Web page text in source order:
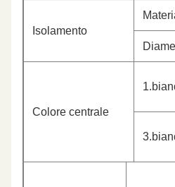
Isolamento
Colore centrale